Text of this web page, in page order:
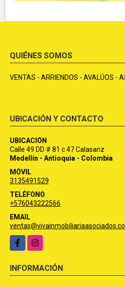
QUIÉNES SOMOS
VENTAS - ARRIENDOS - AVALÚOS -
UBICACIÓN Y CONTACTO
UBICACIÓN
Calle 49 DD # 81 c 47 Calasanz
Medellín - Antioquia - Colombia
MÓVIL
3135491529
TELÉFONO
+576043222566
EMAIL
FacebookInstagram
INFORMACIÓN